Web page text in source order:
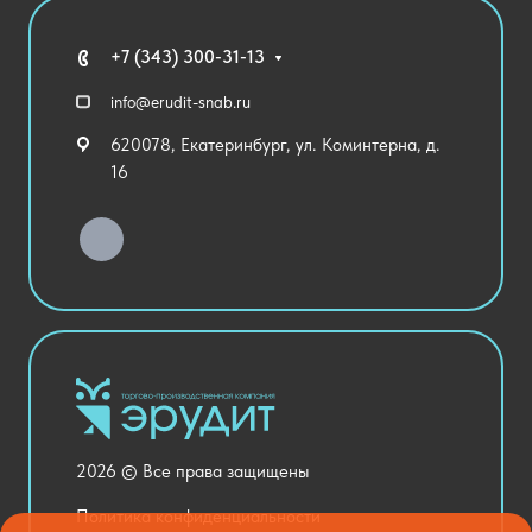
Технические средства обучения
Спортивный зал
Уличное оборудование
Хозяйственные Товары
Столовая и пищеблок
Оснащение кабинетов
Медицинский кабинет
Национальные проекты
+7 (343) 300-31-13
info@erudit-snab.ru
620078, Екатеринбург, ул. Коминтерна, д.
16
2026 © Все права защищены
Политика конфиденциальности